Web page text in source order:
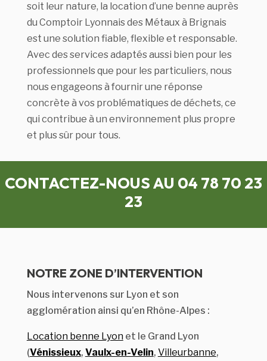
soit leur nature, la location d’une benne auprès
du Comptoir Lyonnais des Métaux à Brignais
est une solution fiable, flexible et responsable.
Avec des services adaptés aussi bien pour les
professionnels que pour les particuliers, nous
nous engageons à fournir une réponse
concrète à vos problématiques de déchets, ce
qui contribue à un environnement plus propre
et plus sûr pour tous.
CONTACTEZ-NOUS AU 04 78 70 23
23
NOTRE ZONE D’INTERVENTION
Nous intervenons sur Lyon et son
agglomération ainsi qu’en Rhône-Alpes :
Location benne Lyonet le Grand Lyon
(Vénissieux, Vaulx-en-Velin, Villeurbanne,